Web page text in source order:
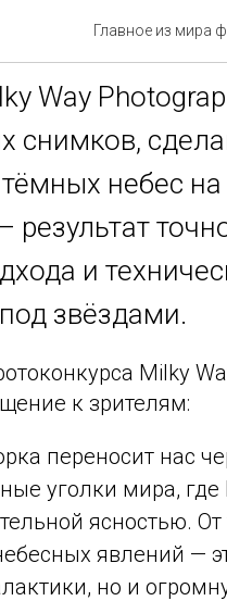
Главное из мира
Way
снимков,
небес
результат
и
звёздами.
Milky
к зрителям:
переносит нас
уголки мира,
ясностью.
явлений —
но и